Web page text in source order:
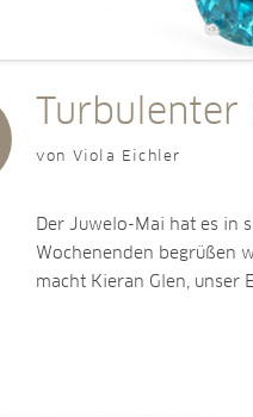
von Viola Eichler
Der Juwelo-Mai hat es in
Wochenenden begrüßen
macht Kieran Glen, unser